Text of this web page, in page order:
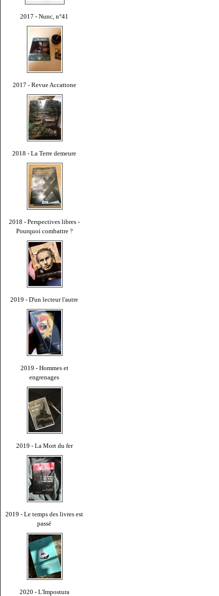
2017 - Nunc, n°41
2017 - Revue Accattone
2018 - La Terre demeure
2018 - Perspectives libres -
Pourquoi combattre ?
2019 - D'un lecteur l'autre
2019 - Hommes et
engrenages
2019 - La Mort du fer
2019 - Le temps des livres est
passé
2020 - L'Impostura